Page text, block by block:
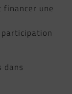
financer une
dans